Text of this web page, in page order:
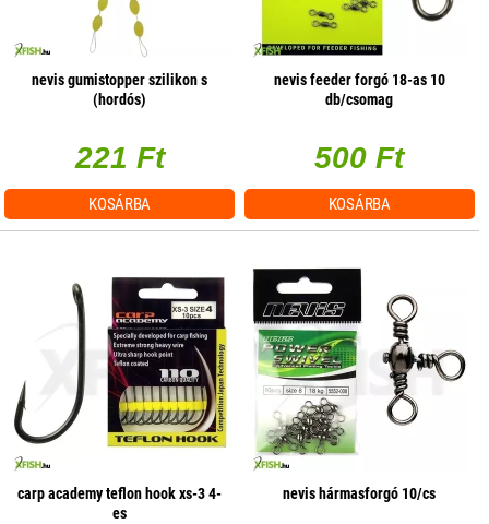
nevis gumistopper szilikon s
(hordós)
221 Ft
KOSÁRBA
nevis feeder forgó 18-as 10
db/csomag
500 Ft
KOSÁRBA
carp academy teflon hook xs-3 4-
es
nevis hármasforgó 10/cs